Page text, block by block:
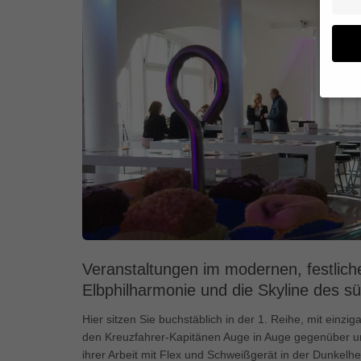
Veranstaltungen im modernen,
Elbphilharmonie und die Skyline des
Hier sitzen Sie buchstäblich in der 1. Reihe, mit
den Kreuzfahrer-Kapitänen Auge in Auge gegenüber
ihrer Arbeit mit Flex und Schweißgerät in der
Wir
von
(z.
und